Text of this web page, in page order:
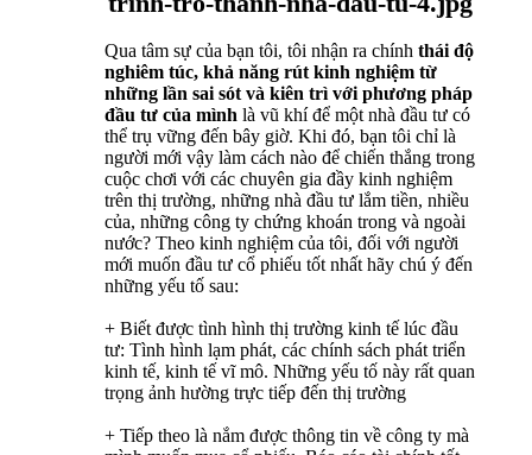
Qua tâm sự của bạn tôi, tôi nhận ra chính thái độ
nghiêm túc, khả năng rút kinh nghiệm từ
những lần sai sót và kiên trì với phương pháp
đầu tư của mình là vũ khí để một nhà đầu tư có
thể trụ vững đến bây giờ. Khi đó, bạn tôi chỉ là
người mới vậy làm cách nào để chiến thắng trong
cuộc chơi với các chuyên gia đầy kinh nghiệm
trên thị trường, những nhà đầu tư lắm tiền, nhiều
của, những công ty chứng khoán trong và ngoài
nước? Theo kinh nghiệm của tôi, đối với người
mới muốn đầu tư cổ phiếu tốt nhất hãy chú ý đến
những yếu tố sau:
+ Biết được tình hình thị trường kinh tế lúc đầu
tư: Tình hình lạm phát, các chính sách phát triển
kinh tế, kinh tế vĩ mô. Những yếu tố này rất quan
trọng ảnh hường trực tiếp đến thị trường
+ Tiếp theo là nắm được thông tin về công ty mà